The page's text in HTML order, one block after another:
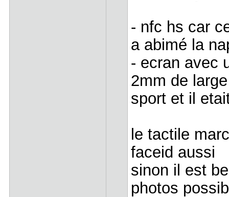
- nfc hs car
a abimé la
- ecran avec
2mm de
sport et il
le tactile
faceid aussi
sinon il est
photos